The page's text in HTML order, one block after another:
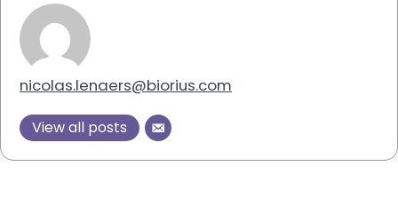
nicolas.lenaers@biorius.com
View all posts